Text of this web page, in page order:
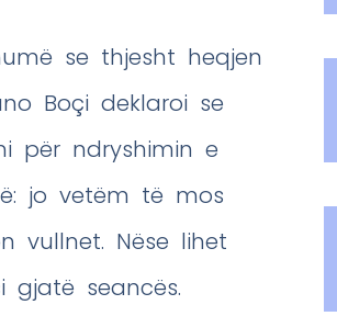
se thjesht heqjen
Boçi deklaroi se
për ndryshimin e
jo vetëm të mos
vullnet. Nëse lihet
gjatë seancës.